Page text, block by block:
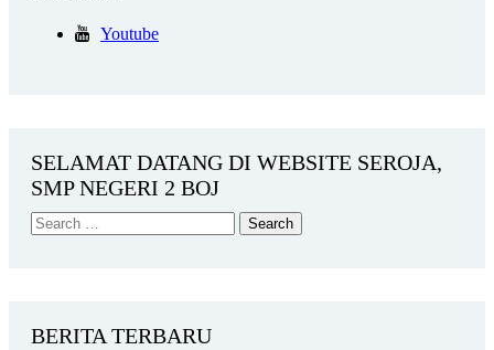
Youtube
SELAMAT DATANG DI WEBSITE SEROJA,
SMP NEGERI 2 BOJ
BERITA TERBARU